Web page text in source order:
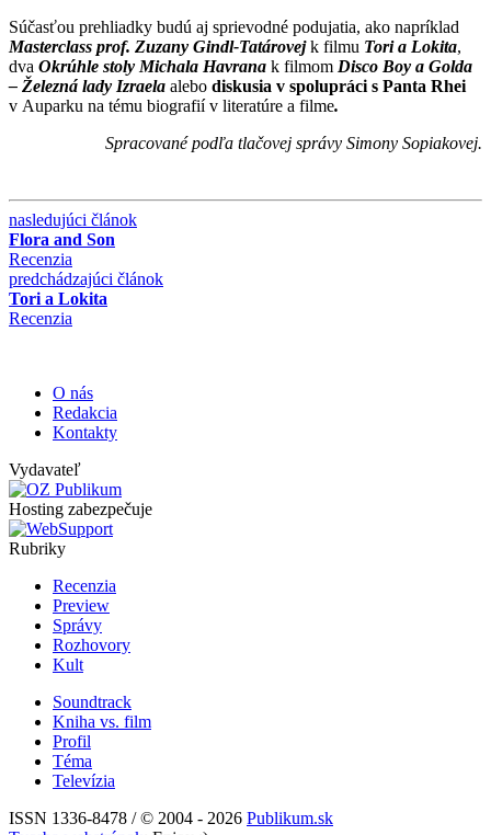
Súčasťou prehliadky budú aj sprievodné podujatia, ako napríklad
Masterclass prof. Zuzany Gindl-Tatárovejk filmu Tori a Lokita,
dva Okrúhle stoly Michala Havrana k filmom Disco Boy a Golda
– Železná lady Izraela alebo diskusia v spolupráci s Panta Rhei
v Auparku na tému biografií v literatúre a filme.
Spracované podľa tlačovej správy Simony Sopiakovej.
nasledujúci článok
Flora and Son
Recenzia
predchádzajúci článok
Tori a Lokita
Recenzia
O nás
Redakcia
Kontakty
Vydavateľ
Hosting zabezpečuje
Rubriky
Recenzia
Preview
Správy
Rozhovory
Kult
Soundtrack
Kniha vs. film
Profil
Téma
Televízia
ISSN 1336-8478 / © 2004 - 2026 Publikum.sk